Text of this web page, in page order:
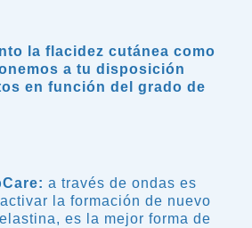
la flacidez cutánea como
a tu disposición
en función del grado de
a través de ondas es
la formación de nuevo
es la mejor forma de